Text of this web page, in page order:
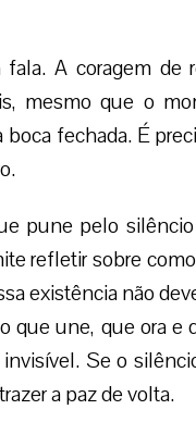
A coragem
mesmo que o
fechada. É
pune pelo
refletir sobre
existência não
que une, que ora
Se o
a paz de volta.